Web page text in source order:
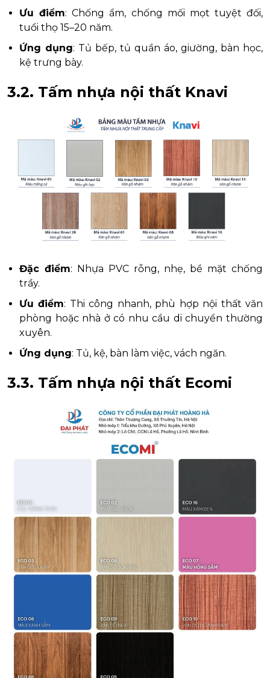
Ưu điểm: Chống ẩm, chống mối mọt tuyệt đối,
tuổi thọ 15–20 năm.
Ứng dụng: Tủ bếp, tủ quần áo, giường, bàn học,
kệ trưng bày.
3.2. Tấm nhựa nội thất Knavi
Đặc điểm: Nhựa PVC rỗng, nhẹ, bề mặt chống
trầy.
Ưu điểm: Thi công nhanh, phù hợp nội thất văn
phòng hoặc nhà ở có nhu cầu di chuyển thường
xuyên.
Ứng dụng: Tủ, kệ, bàn làm việc, vách ngăn.
3.3. Tấm nhựa nội thất Ecomi